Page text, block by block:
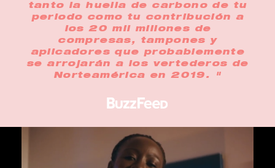
tanto la huella de carbono de tu
periodo como tu contribución a
los 20 mil millones de
compresas, tampones y
aplicadores que probablemente
se arrojarán a los vertederos de
Norteamérica en 2019. "